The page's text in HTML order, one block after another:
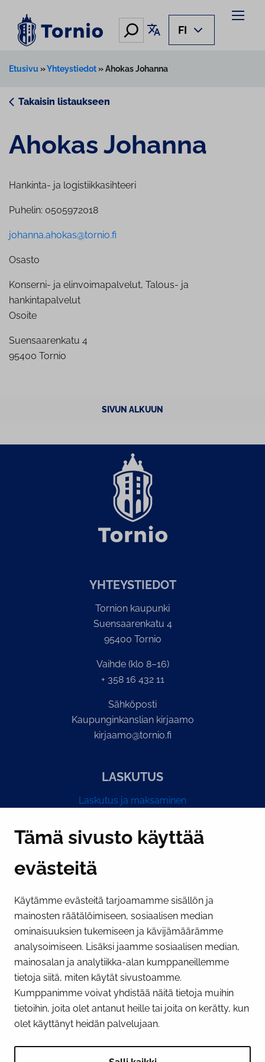
Tämä sivusto käyttää
evästeitä
Käytämme evästeitä tarjoamamme sisällön ja
mainosten räätälöimiseen, sosiaalisen median
ominaisuuksien tukemiseen ja kävijämäärämme
analysoimiseen. Lisäksi jaamme sosiaalisen median,
mainosalan ja analytiikka-alan kumppaneillemme
tietoja siitä, miten käytät sivustoamme.
Kumppanimme voivat yhdistää näitä tietoja muihin
tietoihin, joita olet antanut heille tai joita on kerätty, kun
olet käyttänyt heidän palvelujaan.
sisältöön
Hae Käännä sivu
FI
Etusivu »Yhteystiedot»Ahokas Johanna
Takaisin listaukseen
Ahokas Johanna
Hankinta- ja logistiikkasihteeri
Puhelin: 0505972018
johanna.ahokas@tornio.fi
Osasto
Konserni- ja elinvoimapalvelut, Talous- ja
hankintapalvelut
Osoite
Suensaarenkatu 4
95400 Tornio
SIVUN ALKUUN
YH­TEYS­TIE­DOT
Tornion kaupunki
Suensaarenkatu 4
95400 Tornio
Vaihde (klo 8–16)
+ 358 16 432 11
Sähköposti
Kaupunginkanslian kirjaamo
kirjaamo@tornio.fi
LASKUTUS
Laskutus ja maksaminen
PI­KA­LINK­KE­JÄ
Näytä evästeasetukseni
SOSIAALINEN MEDIA
Facebook InstagramYouTube